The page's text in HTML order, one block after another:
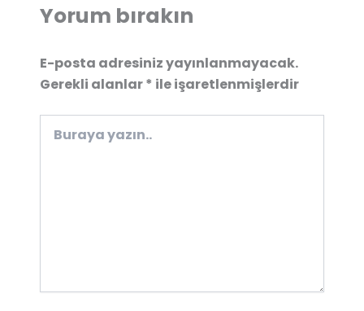
Yorum bırakın
E-posta adresiniz yayınlanmayacak.
Gerekli alanlar* ile işaretlenmişlerdir
yazın..